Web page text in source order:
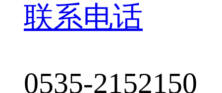
联系电话
0535-2152150